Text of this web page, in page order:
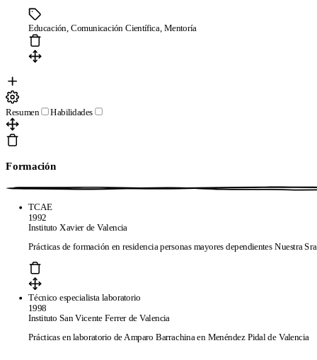
Educación, Comunicación Científica, Mentoría
Resumen Habilidades
Formación
TCAE
1992
Instituto Xavier de Valencia
Prácticas de formación en residencia personas mayores dependientes Nuestra
Técnico especialista laboratorio
1998
Instituto San Vicente Ferrer de Valencia
Prácticas en laboratorio de Amparo Barrachina en Menéndez Pidal de Valencia
About CandyCV
436f6e74616374
Terms of Service